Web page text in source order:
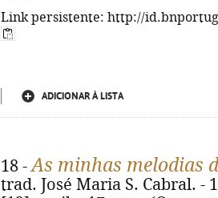
Link persistente: http://
ADICIONAR À LISTA
18 -As minhas melodias
trad. José Maria S. Cabral. -